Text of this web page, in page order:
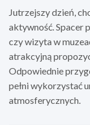
Jutrzejszy dzień,
aktywność. Spacer
czy wizyta w
atrakcyjną
Odpowiednie
pełni wykorzystać
atmosferycznych.